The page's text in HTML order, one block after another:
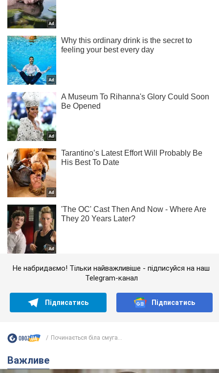
Не набридаємо! Тільки найважливіше - підписуйся на наш
Telegram-канал
Підписатись Підписатись
Починається біла смуга...
Важливе